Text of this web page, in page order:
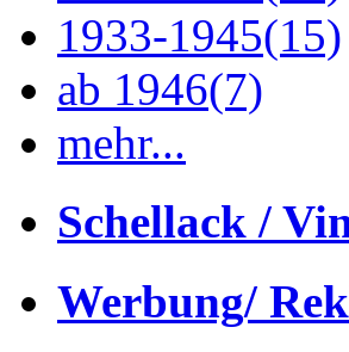
1933-1945(15)
ab 1946(7)
mehr...
Schellack /
Werbung/